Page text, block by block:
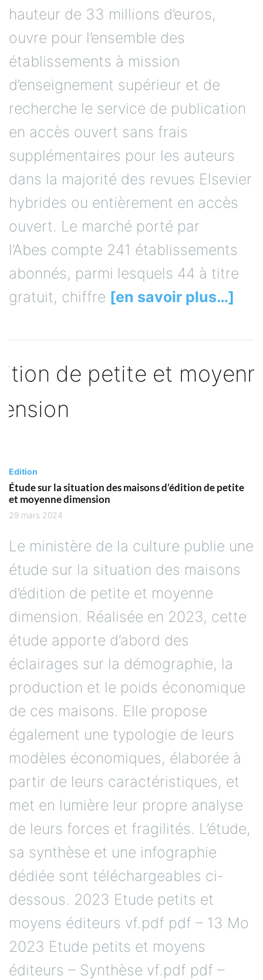
hauteur de 33 millions d’euros,
ouvre pour l’ensemble des
établissements à mission
d’enseignement supérieur et de
recherche le service de publication
en accès ouvert sans frais
supplémentaires pour les auteurs
dans la majorité des revues Elsevier
hybrides ou entièrement en accès
ouvert. Le marché porté par
l’Abes compte 241 établissements
abonnés, parmi lesquels 44 à titre
gratuit, chiffre [en savoir plus…]
Edition
Étude sur la situation des maisons d’édition de petite
et moyenne dimension
29 mars 2024
Le ministère de la culture publie une
étude sur la situation des maisons
d’édition de petite et moyenne
dimension. Réalisée en 2023, cette
étude apporte d’abord des
éclairages sur la démographie, la
production et le poids économique
de ces maisons. Elle propose
également une typologie de leurs
modèles économiques, élaborée à
partir de leurs caractéristiques, et
met en lumière leur propre analyse
de leurs forces et fragilités. L’étude,
sa synthèse et une infographie
dédiée sont téléchargeables ci-
dessous. 2023 Etude petits et
moyens éditeurs vf.pdf pdf – 13 Mo
2023 Etude petits et moyens
éditeurs – Synthèse vf.pdf pdf –